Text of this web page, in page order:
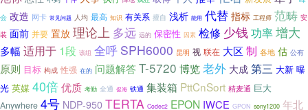
会 改造 网卡 常见问题 人均 最高 知识 有关系 擅自 浅析 能用 代替 指标 工程师 范畴 安
装 面前 并要 置放 理论上 多远 远的 保密性 因素 检修 少钱功率增大
多幅 适用于 1段 该组 全呼 SPH6000 昆明 视 联在 大区 制 各地 估 公有
原则 目标 构成 性强 在的 问题解答T-5720 博览老外 大成 第三 大新 曝
光 英媒 40倍优质 考勤 全通 促海 铁通 集装箱 PttCnSort 精麦通 巨大
Anywhere 4号 NDP-950 TERTA Codec2 EPON IWCE GPON sony1200 年北